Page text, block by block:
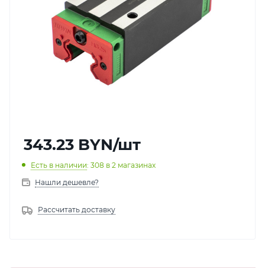
343.23 BYN/шт
Есть в наличии: 308 в 2 магазинах
Нашли дешевле?
Рассчитать доставку